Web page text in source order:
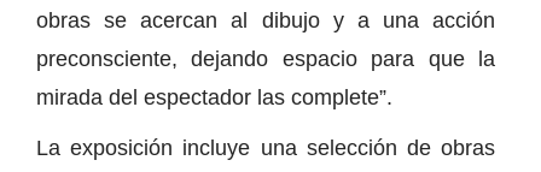
obras se acercan al dibujo y a una acción
preconsciente, dejando espacio para que la
mirada del espectador las complete”.
La exposición incluye una selección de obras